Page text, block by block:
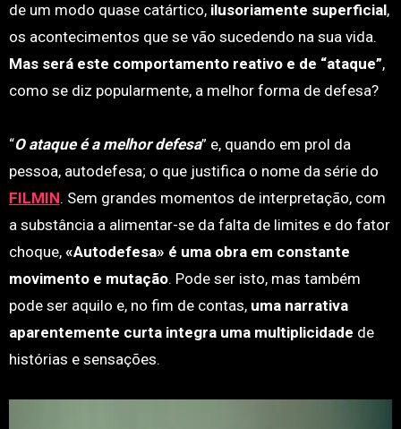
de um modo quase catártico,ilusoriamente superficial,
os acontecimentos que se vão sucedendo na sua vida.
Mas será este comportamento reativo e de “ataque”,
como se diz popularmente, a melhor forma de defesa?
“O ataque é a melhor defesa” e, quando em prol da
pessoa, autodefesa; o que justifica o nome da série do
FILMIN. Sem grandes momentos de interpretação, com
a substância a alimentar-se da falta de limites e do fator
choque, «Autodefesa» é uma obra em constante
movimento e mutação. Pode ser isto, mas também
pode ser aquilo e, no fim de contas, uma narrativa
aparentemente curta integra uma multiplicidade de
histórias e sensações.